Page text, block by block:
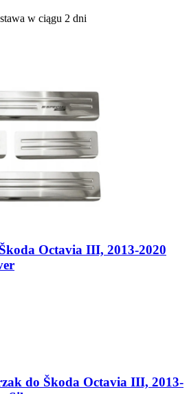
w ciągu 2 dni
Octavia III, 2013-2020
do Škoda Octavia III, 2013-